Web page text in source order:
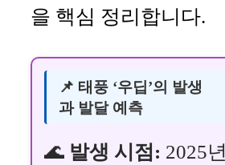
을 핵심 정리합니다.
📌 태풍 ‘우딥’의 발생
과 발달 예측
🌊 발생 시점: 2025년